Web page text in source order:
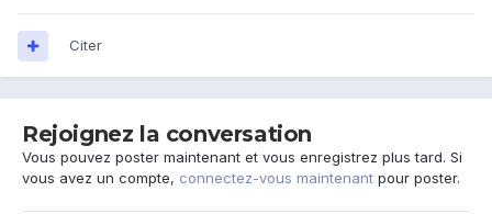
Citer
Rejoignez la conversation
Vous pouvez poster maintenant et vous enregistrez plus tard. Si
vous avez un compte, connectez-vous maintenant pour poster.